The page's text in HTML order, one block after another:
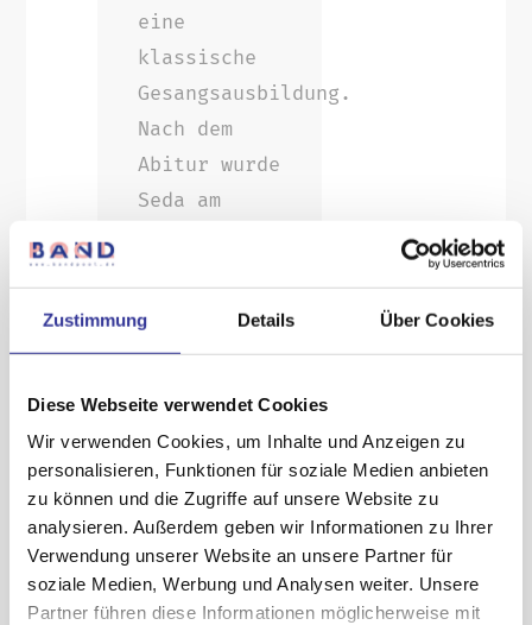
Zustimmung Details Über Cookies
Diese Webseite verwendet Cookies
Wir verwenden Cookies, um Inhalte und Anzeigen zu
personalisieren, Funktionen für soziale Medien anbieten
zu können und die Zugriffe auf unsere Website zu
analysieren. Außerdem geben wir Informationen zu Ihrer
Verwendung unserer Website an unsere Partner für
soziale Medien, Werbung und Analysen weiter. Unsere
Partner führen diese Informationen möglicherweise mit
eine
klassische
Gesangsausbildung.
Nach dem
Abitur wurde
Seda am
College of
aufgenommen
– aufgrund
der
horrenden
Studiengebühren
beschränkte